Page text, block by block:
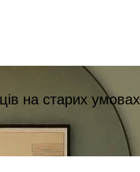
на старих умовах